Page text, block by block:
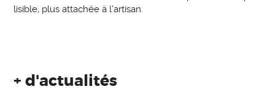
lisible, plus attachée à l’artisan.
+ d'actualités